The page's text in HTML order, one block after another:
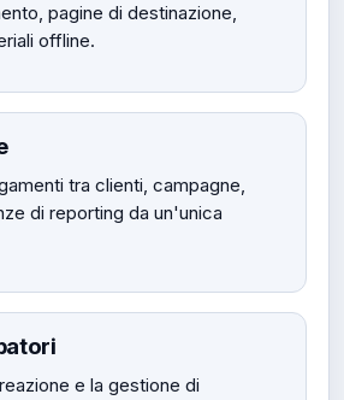
pagine di destinazione,
offline.
tra clienti, campagne,
di reporting da un'unica
e la gestione di